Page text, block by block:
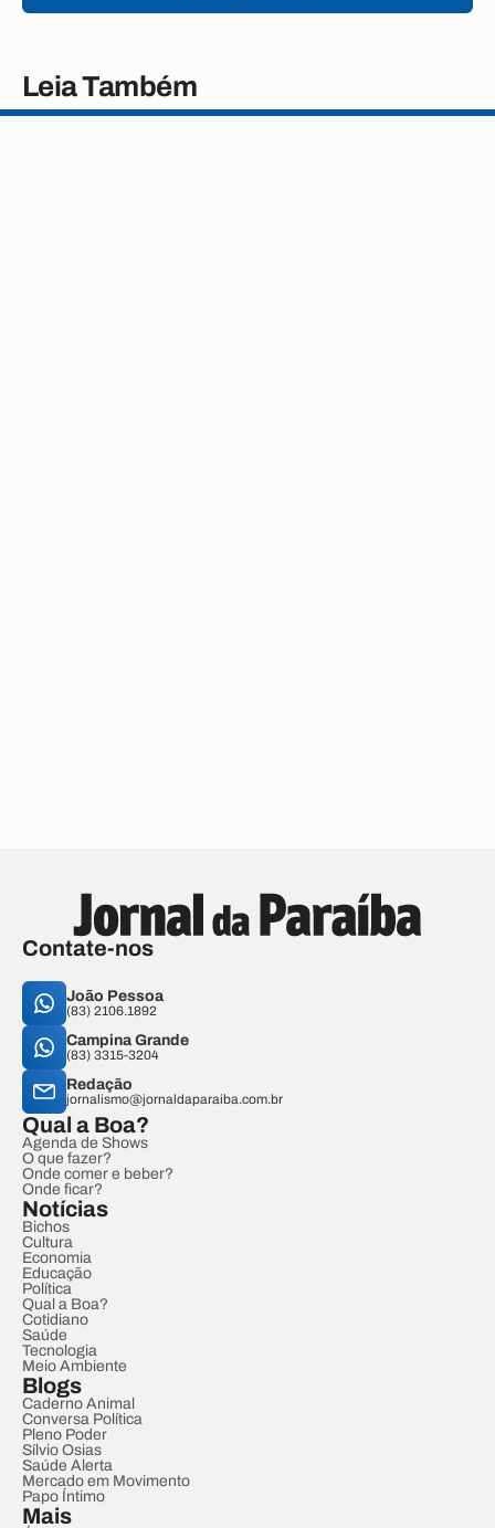
Leia Também
Contate-nos
João Pessoa
(83) 2106.1892
Campina Grande
(83) 3315-3204
Redação
jornalismo@jornaldaparaiba.com.br
Qual a Boa?
Agenda de Shows
O que fazer?
Onde comer e beber?
Onde ficar?
Notícias
Bichos
Cultura
Economia
Educação
Política
Qual a Boa?
Cotidiano
Saúde
Tecnologia
Meio Ambiente
Blogs
Caderno Animal
Conversa Política
Pleno Poder
Sílvio Osias
Saúde Alerta
Mercado em Movimento
Papo Íntimo
Mais